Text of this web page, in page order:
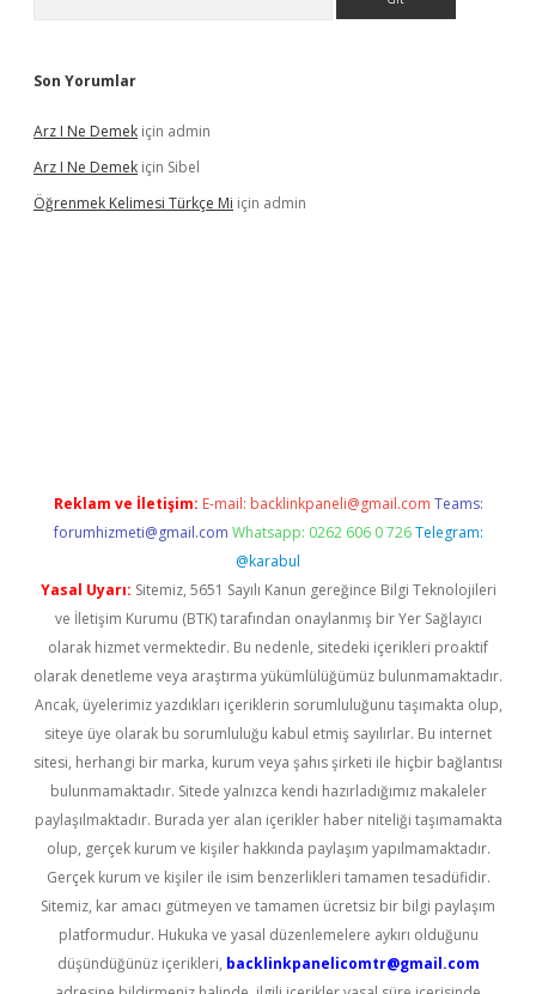
Son Yorumlar
Arz I Ne Demek için admin
Arz I Ne Demek için Sibel
Öğrenmek Kelimesi Türkçe Mi için admin
Reklam ve İletişim: E-mail: backlinkpaneli@gmail.com Teams:
forumhizmeti@gmail.com Whatsapp: 0262 606 0 726 Telegram:
@karabul
Yasal Uyarı: Sitemiz, 5651 Sayılı Kanun gereğince Bilgi Teknolojileri
ve İletişim Kurumu (BTK) tarafından onaylanmış bir Yer Sağlayıcı
olarak hizmet vermektedir. Bu nedenle, sitedeki içerikleri proaktif
olarak denetleme veya araştırma yükümlülüğümüz bulunmamaktadır.
Ancak, üyelerimiz yazdıkları içeriklerin sorumluluğunu taşımakta olup,
siteye üye olarak bu sorumluluğu kabul etmiş sayılırlar. Bu internet
sitesi, herhangi bir marka, kurum veya şahıs şirketi ile hiçbir bağlantısı
bulunmamaktadır. Sitede yalnızca kendi hazırladığımız makaleler
paylaşılmaktadır. Burada yer alan içerikler haber niteliği taşımamakta
olup, gerçek kurum ve kişiler hakkında paylaşım yapılmamaktadır.
Gerçek kurum ve kişiler ile isim benzerlikleri tamamen tesadüfidir.
Sitemiz, kar amacı gütmeyen ve tamamen ücretsiz bir bilgi paylaşım
platformudur. Hukuka ve yasal düzenlemelere aykırı olduğunu
düşündüğünüz içerikleri, backlinkpanelicomtr@gmail.com